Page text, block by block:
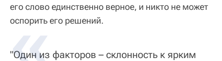
его слово единственно верное, и никто не может
оспорить его решений.
"Один из факторов – склонность к ярким